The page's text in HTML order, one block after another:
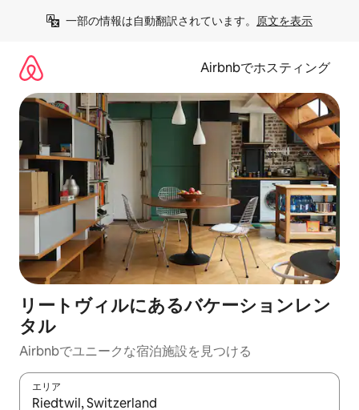
一部の情報は自動翻訳されています。 原文を表示
Airbnbでホスティング
リートヴィルにあるバケーションレン
タル
Airbnbでユニークな宿泊施設を見つける
エリア
検索結果が表示されたら、上下の矢印キーを使って移動するか